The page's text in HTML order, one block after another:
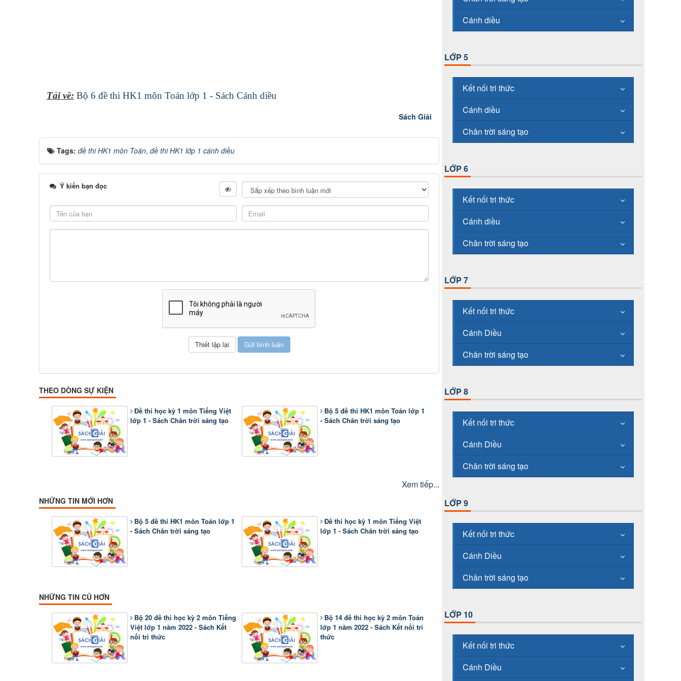
Tải về: Bộ 6 đề thi HK1 môn Toán lớp 1 - Sách Cánh diều
Sách Giải
Tags: đề thi HK1 môn Toán, đề thi HK1 lớp 1 cánh diều
Ý kiến bạn đọc
THEO DÒNG SỰ KIỆN
Đề thi học kỳ 1 môn Tiếng Việt
lớp 1 - Sách Chân trời sáng tạo
Bộ 5 đề thi HK1 môn Toán lớp 1
- Sách Chân trời sáng tạo
Xem tiếp...
NHỮNG TIN MỚI HƠN
Bộ 5 đề thi HK1 môn Toán lớp 1
- Sách Chân trời sáng tạo
Đề thi học kỳ 1 môn Tiếng Việt
lớp 1 - Sách Chân trời sáng tạo
NHỮNG TIN CŨ HƠN
Bộ 20 đề thi học kỳ 2 môn Tiếng
Việt lớp 1 năm 2022 - Sách Kết
nối tri thức
Bộ 14 đề thi học kỳ 2 môn Toán
lớp 1 năm 2022 - Sách Kết nối tri
thức
Cánh diều
LỚP 5
Kết nối tri thức
Cánh diều
Chân trời sáng tạo
LỚP 6
Kết nối tri thức
Cánh diều
Chân trời sáng tạo
LỚP 7
Kết nối tri thức
Cánh Diều
Chân trời sáng tạo
LỚP 8
Kết nối tri thức
Cánh Diều
Chân trời sáng tạo
LỚP 9
Kết nối tri thức
Cánh Diều
Chân trời sáng tạo
LỚP 10
Kết nối tri thức
Cánh Diều